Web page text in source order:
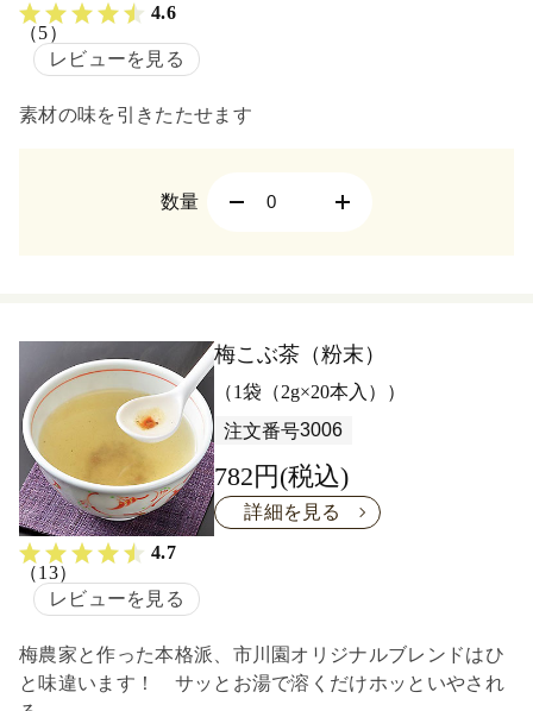
4.6
（5）
レビューを見る
素材の味を引きたたせます
数量
4.7
（13）
レビューを見る
梅こぶ茶（粉末）
（1袋（2g×20本入））
注文番号3006
782円(税込)
詳細を見る
梅農家と作った本格派、市川園オリジナルブレンドはひ
と味違います！ サッとお湯で溶くだけホッといやされ